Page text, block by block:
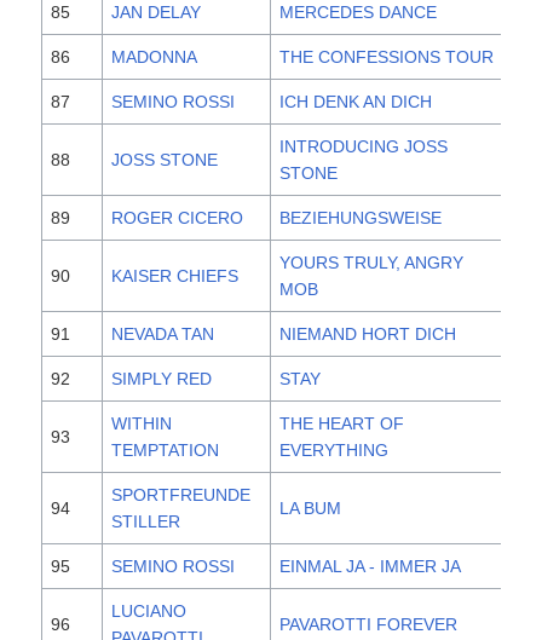
85 JAN DELAY MERCEDES DANCE
86 MADONNA THE CONFESSIONS TOUR
87 SEMINO ROSSI ICH DENK AN DICH
88 JOSS STONE
INTRODUCING JOSS
STONE
89 ROGER CICERO BEZIEHUNGSWEISE
90 KAISER CHIEFS
YOURS TRULY, ANGRY
MOB
91 NEVADA TAN NIEMAND HORT DICH
92 SIMPLY RED STAY
93
WITHIN
TEMPTATION
THE HEART OF
EVERYTHING
94
SPORTFREUNDE
STILLER
LA BUM
95 SEMINO ROSSI EINMAL JA - IMMER JA
96
LUCIANO
PAVAROTTI FOREVER